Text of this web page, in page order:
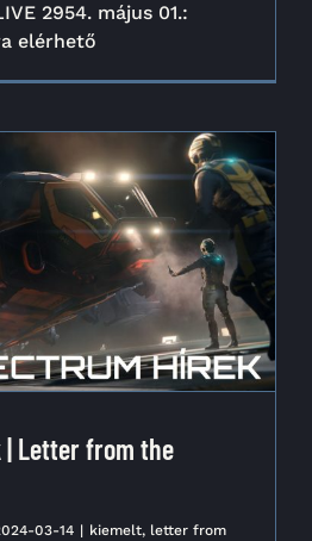
2954. május 01.:
elérhető
| Letter from the
03-14 | kiemelt, letter from